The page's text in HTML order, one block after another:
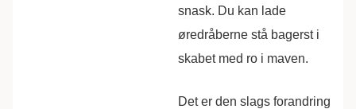
snask. Du kan lade
øredråberne stå bagerst i
skabet med ro i maven.
Det er den slags forandring